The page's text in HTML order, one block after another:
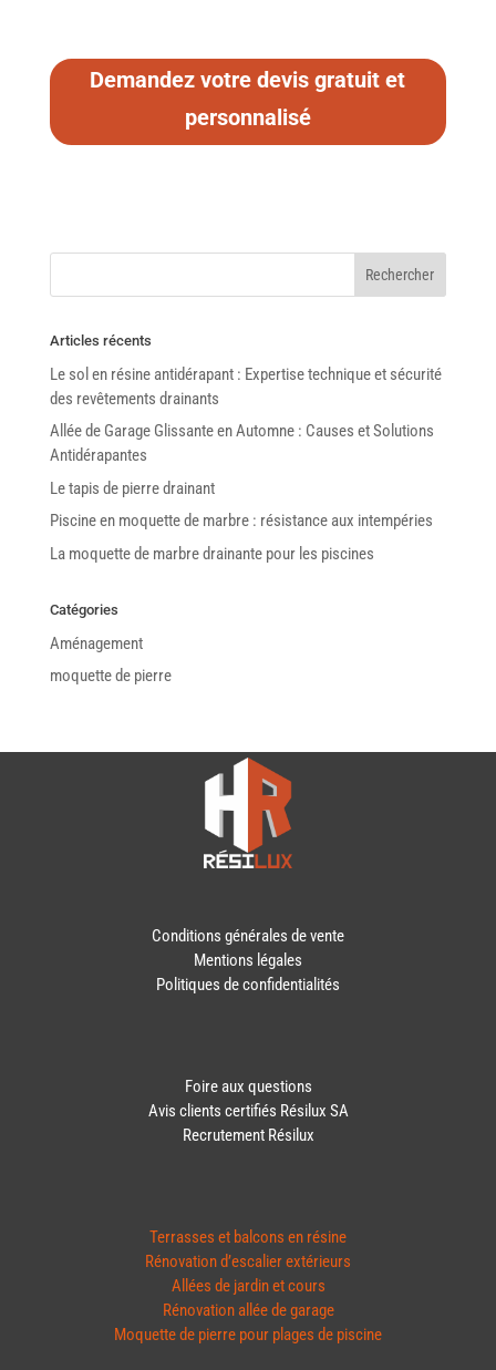
Demandez votre devis gratuit et
personnalisé
Articles récents
Le sol en résine antidérapant : Expertise technique et sécurité
des revêtements drainants
Allée de Garage Glissante en Automne : Causes et Solutions
Antidérapantes
Le tapis de pierre drainant
Piscine en moquette de marbre : résistance aux intempéries
La moquette de marbre drainante pour les piscines
Catégories
Aménagement
moquette de pierre
Conditions générales de vente
Mentions légales
Politiques de confidentialités
Foire aux questions
Avis clients certifiés Résilux SA
Recrutement Résilux
Terrasses et balcons en résine
Rénovation d’escalier extérieurs
Allées de jardin et cours
Rénovation allée de garage
Moquette de pierre pour plages de piscine